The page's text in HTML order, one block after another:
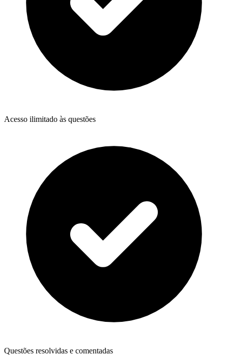
Acesso ilimitado às questões
Questões resolvidas e comentadas